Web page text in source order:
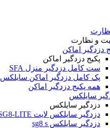
و نظارت
دزدگیر اماکن
پکیج دزدگیر اماکن
ست کامل دزدگیر منزل SFA
پک کامل دزدگیر اماکن سایلکس
همه پکیج دزدگیر اماکن
سایلکس
دزدگیر سایلکس
دزدگیر سایلکس لایت SG8-LITE
دزدگیر سایلکس sg8 s